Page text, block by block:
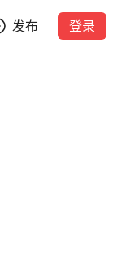
发布 登录